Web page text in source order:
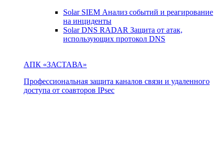
Solar SIEM Анализ событий и реагирование
на инциденты
Solar DNS RADAR Защита от атак,
использующих протокол DNS
АПК «ЗАСТАВА»
Профессиональная защита каналов связи и удаленного
доступа от соавторов IPsec